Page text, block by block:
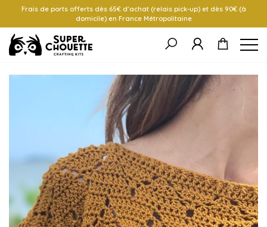
Frais de ports offerts dès 65€ d’achat (relais pick-up) et dès 90€ (à
domicile) en France Métropolitaine